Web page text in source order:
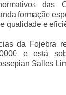
das
formação
qualidade e
da Fojebra
e está
Salles